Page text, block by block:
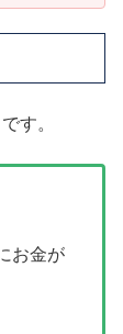
す。
お金が